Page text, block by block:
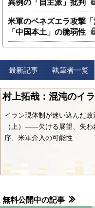
異例の「自主派」批判
米軍のベネズエラ攻撃
「中国本土」の脆弱性
最新記事 執筆者一覧
村上拓哉：混沌のイ
イラン現体制が迷い込んだ政
（上）――欠ける展望、失わ
序、米軍介入の可能性
無料公開中の記事